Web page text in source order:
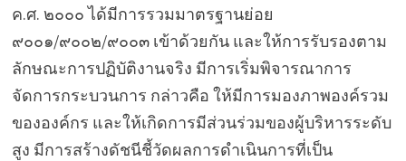
ค.ศ. ๒๐๐๐ ได้มีการรวมมาตรฐานย่อย
๙๐๐๑/๙๐๐๒/๙๐๐๓ เข้าด้วยกัน และให้การรับรองตาม
ลักษณะการปฏิบัติงานจริง มีการเริ่มพิจารณาการ
จัดการกระบวนการ กล่าวคือ ให้มีการมองภาพองค์รวม
ขององค์กร และให้เกิดการมีส่วนร่วมของผู้บริหารระดับ
สูง มีการสร้างดัชนีชี้วัดผลการดำเนินการที่เป็น